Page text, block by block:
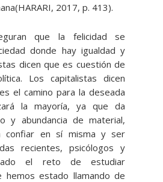
2017, p. 413).
que la felicidad se
donde hay igualdad y
dicen que es cuestión de
Los capitalistas dicen
el camino para la deseada
la mayoría, ya que da
y abundancia de material,
confiar en sí misma y ser
recientes, psicólogos y
el reto de estudiar
hemos estado llamando de